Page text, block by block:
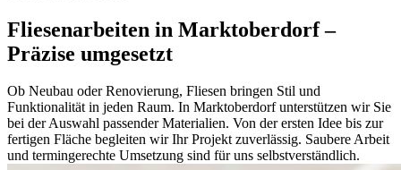
Fliesenarbeiten in Marktoberdorf –
Präzise umgesetzt
Ob Neubau oder Renovierung, Fliesen bringen Stil und
Funktionalität in jeden Raum. In Marktoberdorf unterstützen wir Sie
bei der Auswahl passender Materialien. Von der ersten Idee bis zur
fertigen Fläche begleiten wir Ihr Projekt zuverlässig. Saubere Arbeit
und termingerechte Umsetzung sind für uns selbstverständlich.